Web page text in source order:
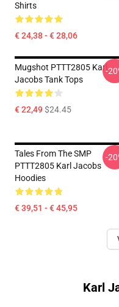
Shirts
€ 24,38 - € 28,06
Mugshot PTTT2805 Karl
Jacobs Tank Tops
€ 22,49$24.45
-
Tales From The SMP
PTTT2805 Karl Jacobs
Hoodies
€ 39,51 - € 45,95
-
Karl